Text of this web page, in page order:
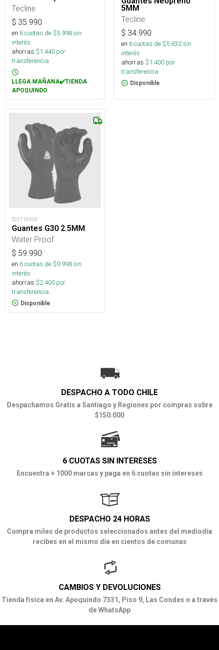
Tecline
$ 35.990
en 6cuotas de $5.998sin
interés
ahorras $1.440 por
transferencia.
LLEGA MAÑANA✔️TIENDA
APOQUINDO
5MM
Tecline
$ 34.990
en 6cuotas de $5.832sin
interés
ahorras $1.400 por
transferencia.
Disponible
TC1710105
Guantes G30 2.5MM
Water Proof
$ 59.990
en 6cuotas de $9.998sin
interés
ahorras $2.400 por
transferencia.
Disponible
DESPACHO A TODO CHILE
Despachamos Gratis a Santiago y Regiones por compras sobre
$150.000
6 CUOTAS SIN INTERESES
Encuentra + 1000 marcas y paga en 6 cuotas sin intereses
DESPACHO 24 HORAS
Compra miles de productos seleccionados antes del mediodía
recibes en el mismo día en cientos de comunas
CAMBIOS Y DEVOLUCIONES
Tienda física en Av. Apoquindo 7331, Piso 9, Las Condes o a través
de WhatsApp